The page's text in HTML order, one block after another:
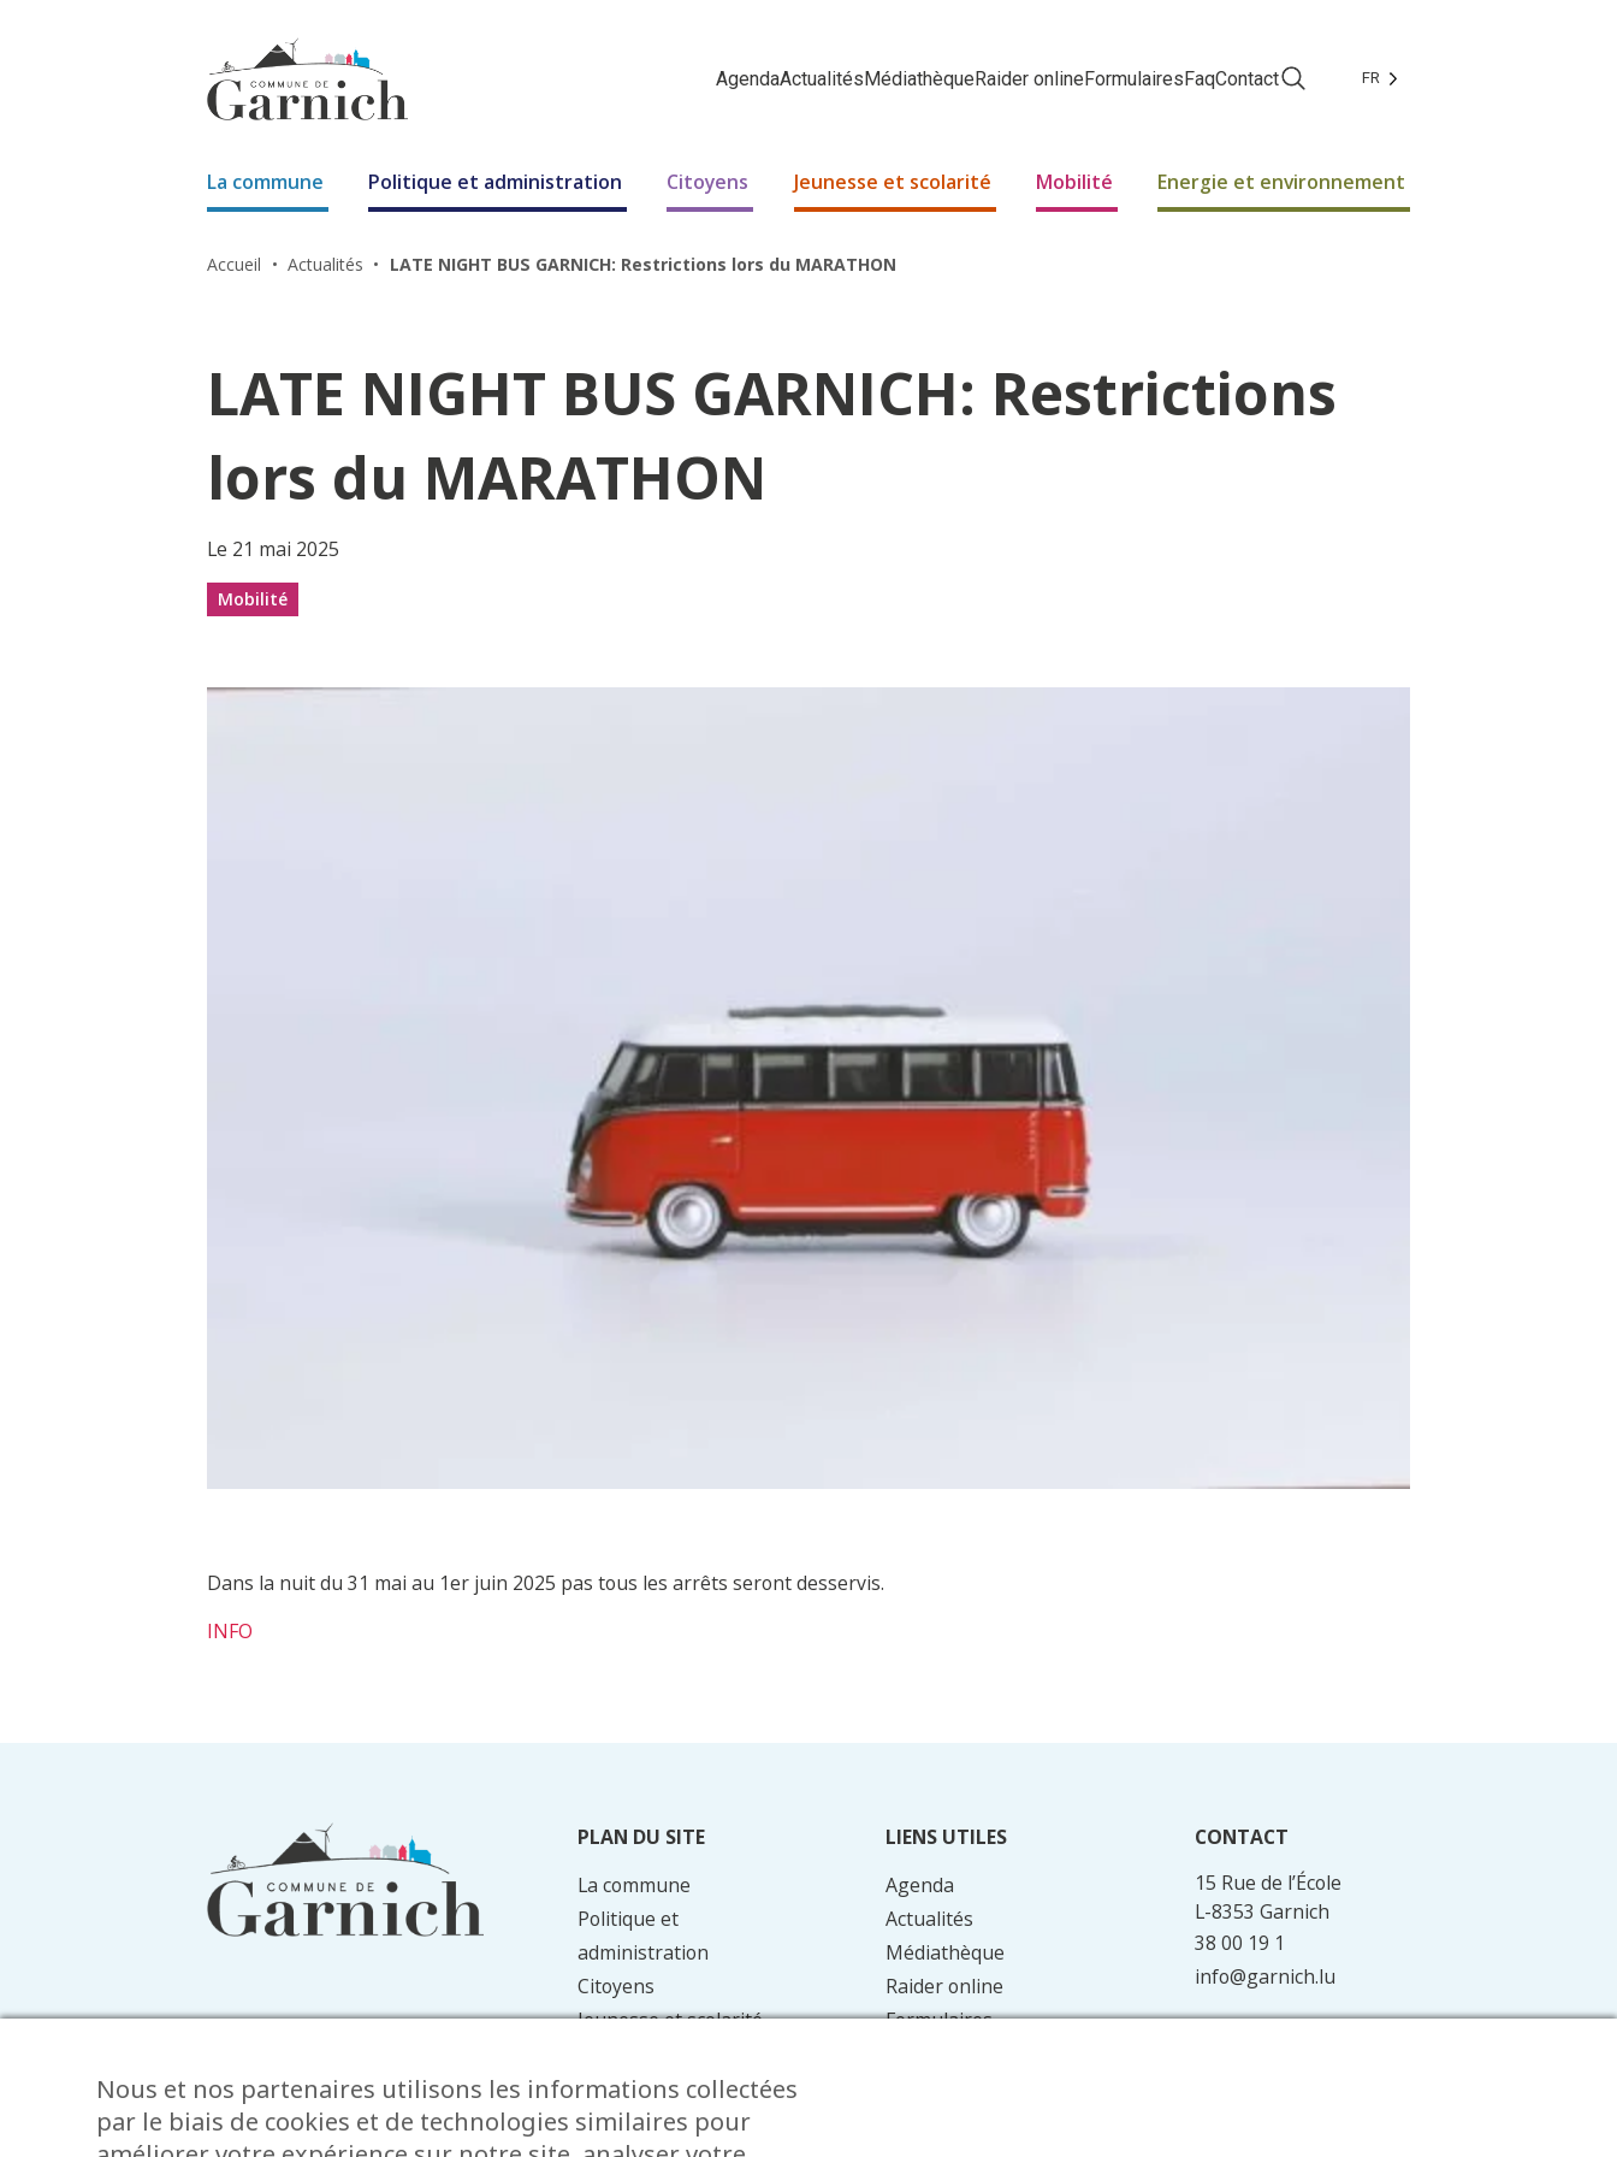
AgendaActualitésMédiathèqueRaider onlineFormulairesFaqContact Facebook
Instagram
FR
La commune Politique et administration Citoyens Jeunesse et scolarité Mobilité Energie et environnement
Accueil Actualités LATE NIGHT BUS GARNICH: Restrictions lors du MARATHON
LATE NIGHT BUS GARNICH: Restrictions
lors du MARATHON
Le 21 mai 2025
Mobilité
Dans la nuit du 31 mai au 1er juin 2025 pas tous les arrêts seront desservis.
INFO
PLAN DU SITE
La commune
Politique et
administration
Citoyens
Jeunesse et scolarité
Energie et
environnement
LIENS UTILES
Agenda
Actualités
Médiathèque
Raider online
Formulaires
CONTACT
15 Rue de l’École
L-8353 Garnich
38 00 19 1
info@garnich.lu
Facebook
Instagram
Nous et nos partenaires utilisons les informations collectées
par le biais de cookies et de technologies similaires pour